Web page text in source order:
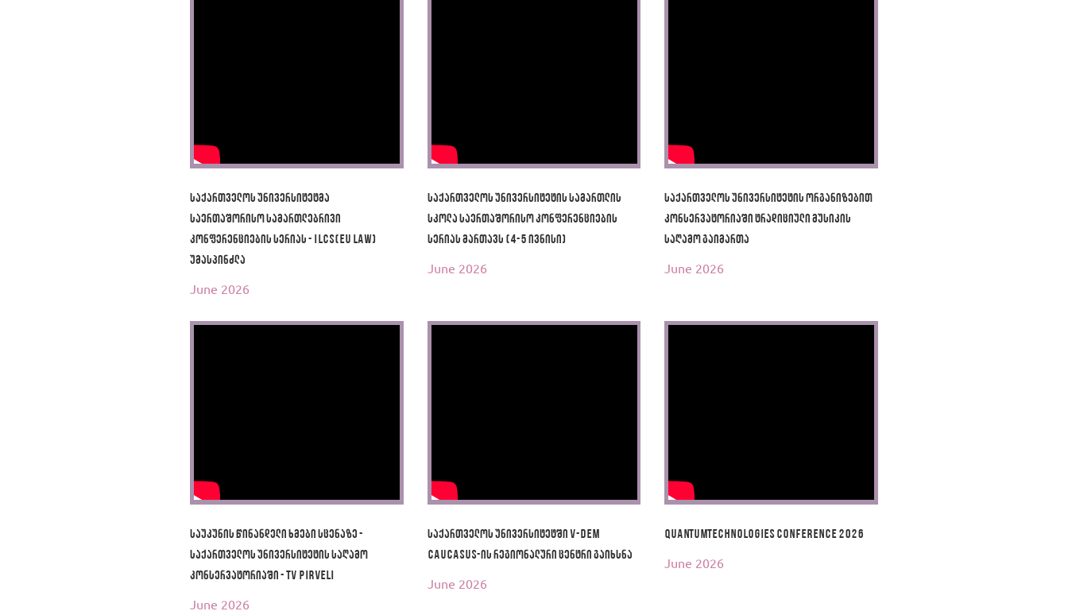
საქართველოს უნივერსიტეტმა
საერთაშორისო სამართლებრივი
კონფერენციების სერიას - ILCS(EU Law)
უმასპინძლა
June 2026
საქართველოს უნივერსიტეტის სამართლის
სკოლა საერთაშორისო კონფერენციების
სერიას მართავს (4-5 ივნისი)
June 2026
საქართველოს უნივერსიტეტის ორგანიზებით
კონსერვატორიაში ტრადიციული მუსიკის
საღამო გაიმართა
June 2026
საუკუნის წინანდელი ხმები სცენაზე -
საქართველოს უნივერსიტეტის საღამო
კონსერვატორიაში - TV Pirveli
June 2026
საქართველოს უნივერსიტეტში V-Dem
Caucasus-ის რეგიონალური ცენტრი გაიხსნა
June 2026
QuantumTechnologies Conference 2026
June 2026